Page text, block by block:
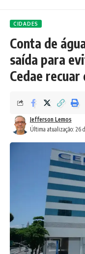
CIDADES
Conta de
saída para
Cedae
Última atualização: 26
Jefferson Lemos